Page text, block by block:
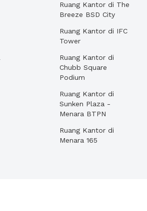
Ruang Kantor di The
Breeze BSD City
Ruang Kantor di IFC
Tower
Ruang Kantor di
Chubb Square
Podium
Ruang Kantor di
Sunken Plaza -
Menara BTPN
Ruang Kantor di
Menara 165